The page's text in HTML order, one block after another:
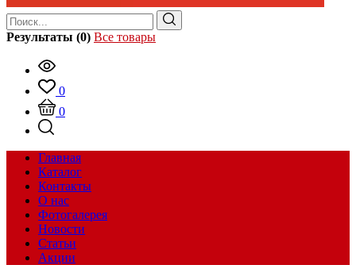
Результаты (0) Все товары
0
0
Главная
Каталог
Контакты
О нас
Фотогалерея
Новости
Статьи
Акции